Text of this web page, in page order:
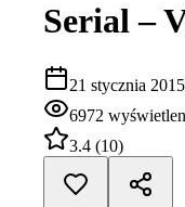
Serial –
21 stycznia 2015
6972
3.4 (10)